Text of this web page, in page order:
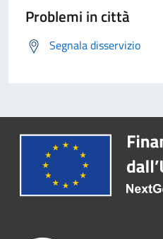
Problemi in città
Segnala disservizio